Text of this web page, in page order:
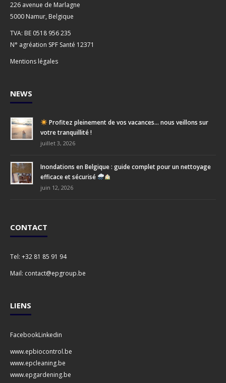
226 avenue de Marlagne
5000 Namur, Belgique
TVA: BE 0518 956 235
N° agréation SPF Santé 12371
Mentions légales
NEWS
Profitez pleinement de vos vacances… nous veillons sur
votre tranquillité !
juillet 3, 2026
Inondations en Belgique : guide complet pour un nettoyage
efficace et sécurisé
juin 12, 2026
CONTACT
Tel: +32 81 85 91 94
Mail: contact@epgroup.be
LIENS
FacebookLinkedin
www.epbiocontrol.be
www.epcleaning.be
www.epgardening.be